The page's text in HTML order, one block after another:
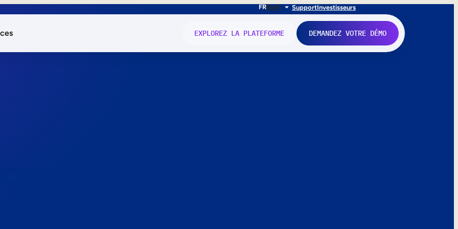
FRENIT SupportInvestisseurs
EXPLOREZ LA PLATEFORME DEMANDEZ VOTRE DÉMO